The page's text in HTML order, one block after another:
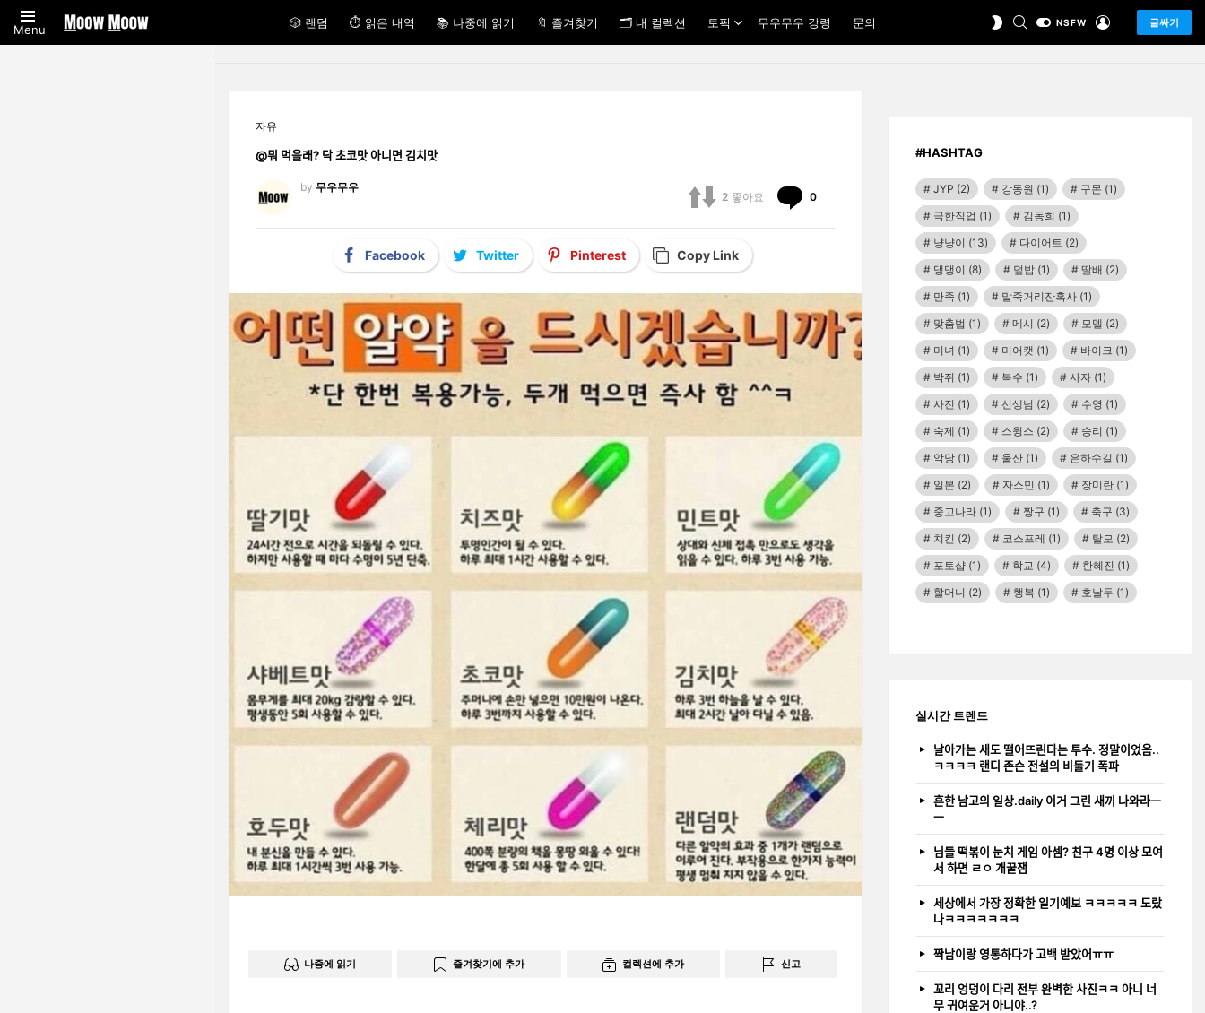
Menu 🎲 랜덤 ⏱ 읽은 내역 📚 나중에 읽기 🔖 즐겨찾기 🗂 내 컬렉션 토픽 무우무우 강령 문의
SWITCHSEARCHNSFW 글싸기
자유
@뭐 먹을래? 닥 초코맛 아니면 김치맛
by 무우무우
2 좋아요 0
Facebook Twitter Pinterest Copy Link
나중에 읽기 즐겨찾기에 추가 컬렉션에 추가 신고
#HASHTAG
JYP (2) 강동원 (1) 구몬 (1)
극한직업 (1) 김동희 (1)
냥냥이 (13) 다이어트 (2)
댕댕이 (8) 덮밥 (1) 딸배 (2)
만족 (1) 말죽거리잔혹사 (1)
맞춤법 (1) 메시 (2) 모델 (2)
미녀 (1) 미어캣 (1) 바이크 (1)
박쥐 (1) 복수 (1) 사자 (1)
사진 (1) 선생님 (2) 수영 (1)
숙제 (1) 스윙스 (2) 승리 (1)
악당 (1) 울산 (1) 은하수길 (1)
일본 (2) 자스민 (1) 장미란 (1)
중고나라 (1) 짱구 (1) 축구 (3)
치킨 (2) 코스프레 (1) 탈모 (2)
포토샵 (1) 학교 (4) 한혜진 (1)
할머니 (2) 행복 (1) 호날두 (1)
실시간 트렌드
날아가는 새도 떨어뜨린다는 투수. 정말이었음..
ㅋㅋㅋㅋ 랜디 존슨 전설의 비둘기 폭파
흔한 남고의 일상.daily 이거 그린 새끼 나와라ㅡ
ㅡ
님들 떡볶이 눈치 게임 아셈? 친구 4명 이상 모여
서 하면 ㄹㅇ 개꿀잼
세상에서 가장 정확한 일기예보 ㅋㅋㅋㅋㅋ 도랐
나ㅋㅋㅋㅋㅋㅋㅋ
짝남이랑 영통하다가 고백 받았어ㅠㅠ
꼬리 엉덩이 다리 전부 완벽한 사진ㅋㅋ 아니 너
무 귀여운거 아니야..?